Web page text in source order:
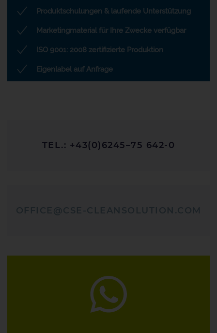
Produktschulungen & laufende Unterstützung
Marketingmaterial für Ihre Zwecke verfügbar
ISO 9001: 2008 zertifizierte Produktion
Eigenlabel auf Anfrage
TEL.: +43(0)6245–75 642-0